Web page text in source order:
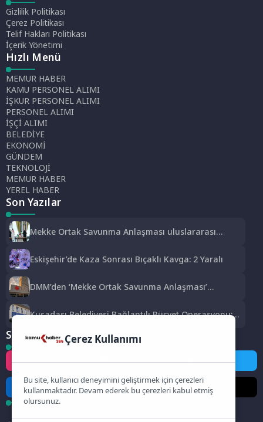
Gizlilik Politikası
Çerez Politikası
Telif Hakları Politikası
İçerik Yönetimi
Hızlı Menü
MEMUR HABER
KAMU PERSONEL ALIMI
İŞKUR PERSONEL ALIMI
PERSONEL ALIMI
İŞÇİ ALIMI
BELEDİYE
EKONOMİ
GÜNDEM
TEKNOLOJİ
MEMUR HABER
YEREL HABER
Son Yazılar
Mekke Ortak Savunma Anlaşması uluslararası
Eskişehir’de Kaza Sonrası Bıçaklı Kavga: 2 Yaralı
DMM’den ‘Mekke Ortak Savunma Anlaşması’
Kuşadası Belediyesi Bağlantılı Rüşvet Operasyonu:
Sosyal Medya
Instagram Facebook Twitter
LinkedIn YouTube TikTok
Çerez Kullanımı
Bu site, kullanıcı deneyimini geliştirmek için çerezleri
kullanmaktadır. Devam ederek bu çerezleri kabul etmiş
olursunuz.